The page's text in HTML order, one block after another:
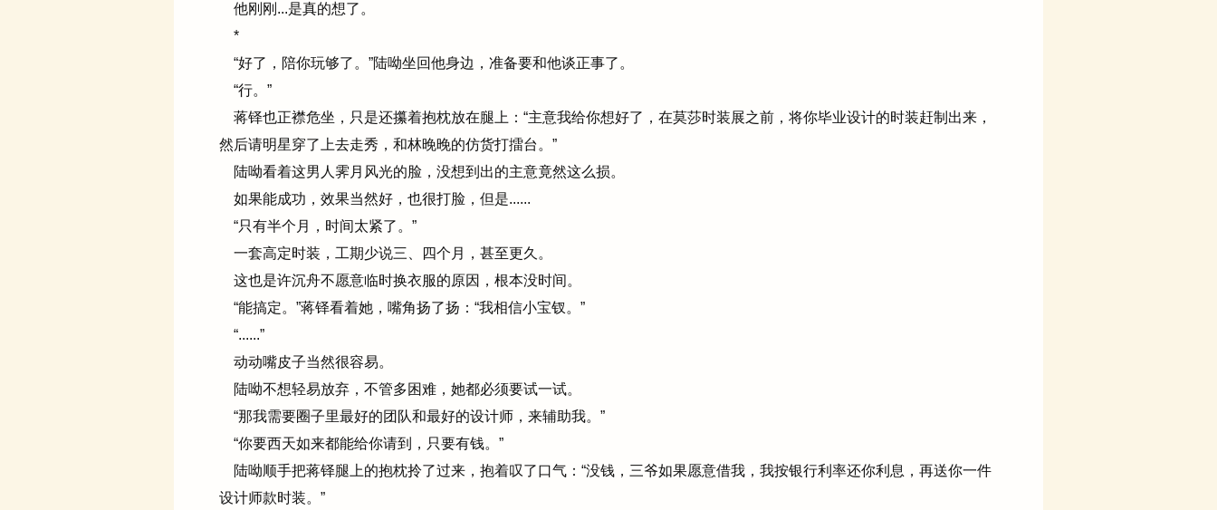
他刚刚...是真的想了。
*
“好了，陪你玩够了。”陆呦坐回他身边，准备要和他谈正事了。
“行。”
蒋铎也正襟危坐，只是还攥着抱枕放在腿上：“主意我给你想好了，在莫莎时装展之前，将你毕业设计的时装赶制出来，
然后请明星穿了上去走秀，和林晚晚的仿货打擂台。”
陆呦看着这男人霁月风光的脸，没想到出的主意竟然这么损。
如果能成功，效果当然好，也很打脸，但是......
“只有半个月，时间太紧了。”
一套高定时装，工期少说三、四个月，甚至更久。
这也是许沉舟不愿意临时换衣服的原因，根本没时间。
“能搞定。”蒋铎看着她，嘴角扬了扬：“我相信小宝钗。”
“......”
动动嘴皮子当然很容易。
陆呦不想轻易放弃，不管多困难，她都必须要试一试。
“那我需要圈子里最好的团队和最好的设计师，来辅助我。”
“你要西天如来都能给你请到，只要有钱。”
陆呦顺手把蒋铎腿上的抱枕拎了过来，抱着叹了口气：“没钱，三爷如果愿意借我，我按银行利率还你利息，再送你一件
设计师款时装。”